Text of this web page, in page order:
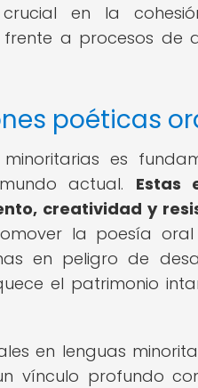
en la
a procesos de
poéticas
es
actual. Estas
creatividad y
la poesía oral
en peligro de
el patrimonio
en lenguas
vínculo profundo